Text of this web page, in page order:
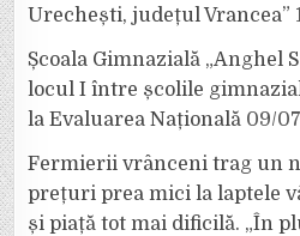
Urechești, județul Vrancea”
Școala Gimnazială „Anghel
locul I între școlile
la Evaluarea Națională 09/
Fermierii vrânceni trag un
prețuri prea mici la laptele
și piață tot mai dificilă. „În